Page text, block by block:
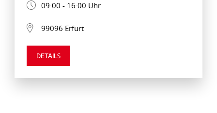
09:00 - 16:00 Uhr
99096 Erfurt
DETAILS